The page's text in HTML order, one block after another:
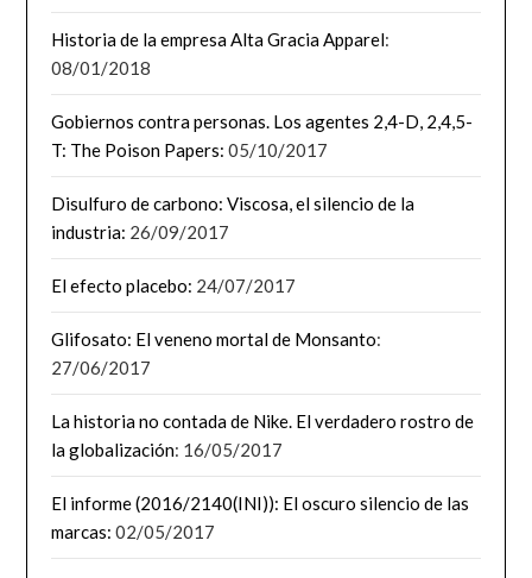
Historia de la empresa Alta Gracia Apparel:
08/01/2018
Gobiernos contra personas. Los agentes 2,4-D, 2,4,5-
T: The Poison Papers: 05/10/2017
Disulfuro de carbono: Viscosa, el silencio de la
industria: 26/09/2017
El efecto placebo: 24/07/2017
Glifosato: El veneno mortal de Monsanto:
27/06/2017
La historia no contada de Nike. El verdadero rostro de
la globalización: 16/05/2017
El informe (2016/2140(INI)): El oscuro silencio de las
marcas: 02/05/2017